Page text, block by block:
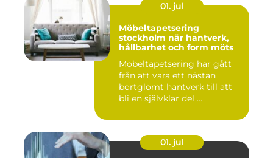
01. jul
Möbeltapetsering
stockholm när hantverk,
hållbarhet och form möts
Möbeltapetsering har gått
från att vara ett nästan
bortglömt hantverk till att
bli en självklar del ...
01. jul